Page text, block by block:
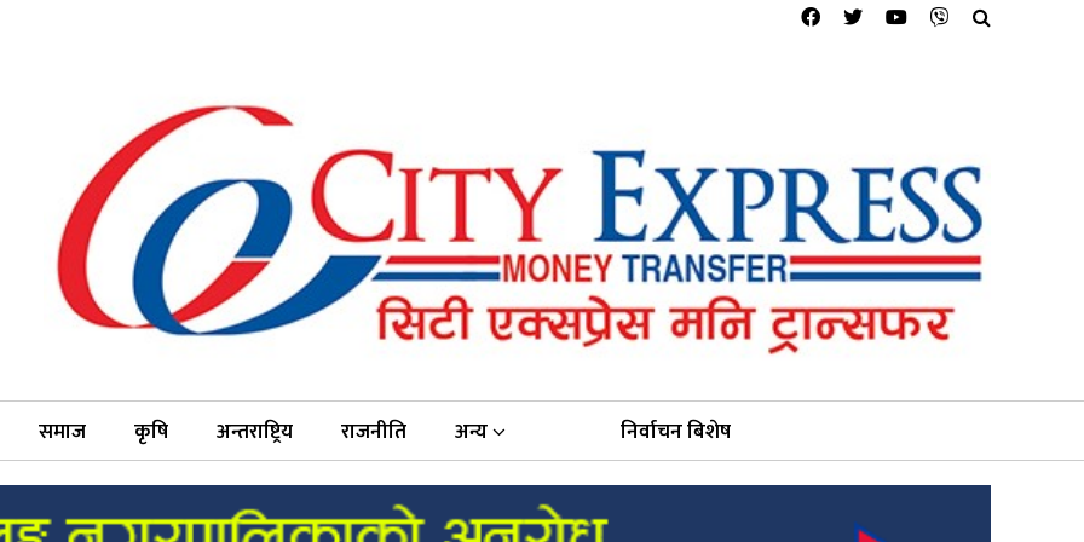
समाज कृषि अन्तराष्ट्रिय राजनीति अन्य निर्वाचन बिशेष